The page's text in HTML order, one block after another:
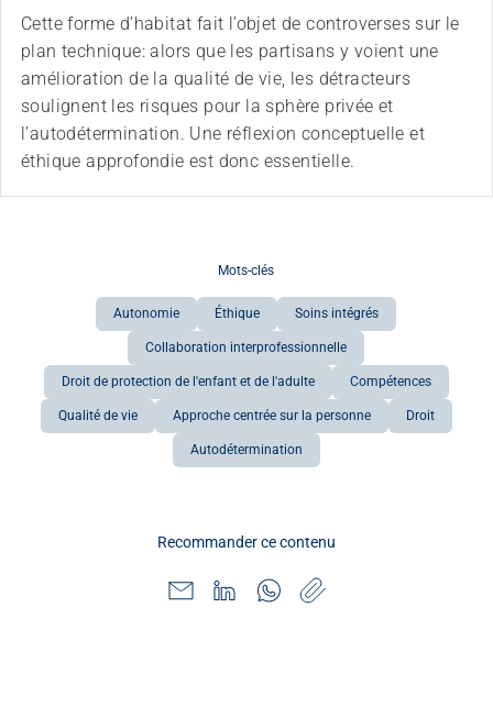
Cette forme d’habitat fait l’objet de controverses sur le
plan technique: alors que les partisans y voient une
amélioration de la qualité de vie, les détracteurs
soulignent les risques pour la sphère privée et
l’autodétermination. Une réflexion conceptuelle et
éthique approfondie est donc essentielle.
Mots-clés
Autonomie Éthique Soins intégrés
Collaboration interprofessionnelle
Droit de protection de l'enfant et de l'adulte Compétences
Qualité de vie Approche centrée sur la personne Droit
Autodétermination
Recommander ce contenu